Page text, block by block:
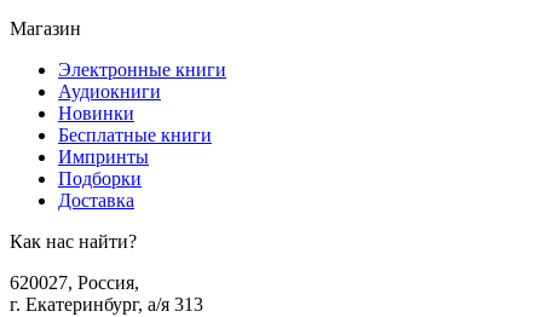
Магазин
Электронные книги
Аудиокниги
Новинки
Бесплатные книги
Импринты
Подборки
Доставка
Как нас найти?
620027, Россия,
г. Екатеринбург, а/я 313